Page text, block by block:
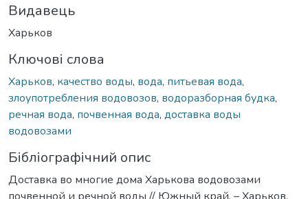
Видавець
Харьков
Ключові слова
Харьков, качество воды, вода, питьевая вода,
злоупотребления водовозов, водоразборная будка,
речная вода, почвенная вода, доставка воды
водовозами
Бібліографічний опис
Доставка во многие дома Харькова водовозами